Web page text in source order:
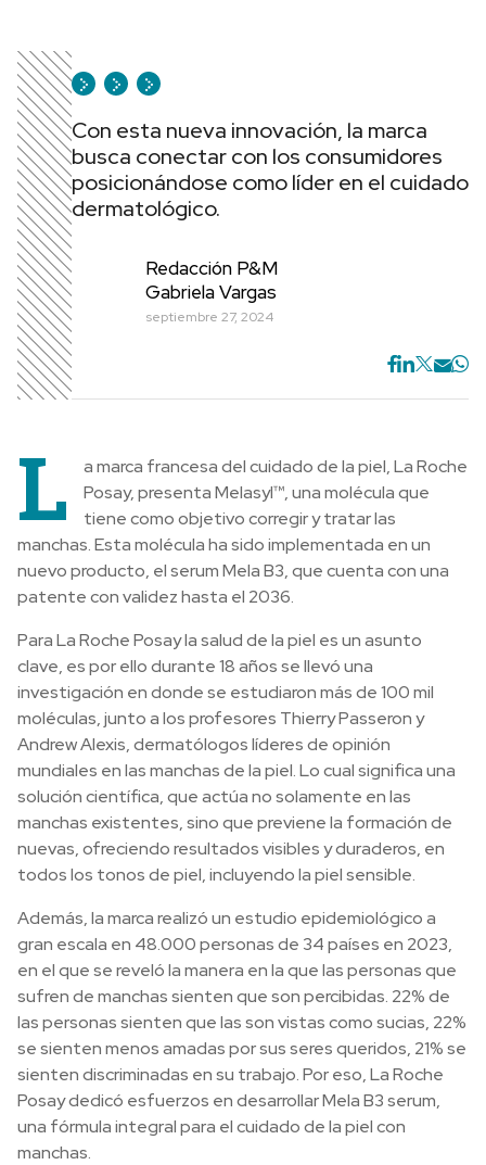
Con esta nueva innovación, la marca
busca conectar con los consumidores
posicionándose como líder en el cuidado
dermatológico.
Redacción P&M
Gabriela Vargas
septiembre 27, 2024
L
a marca francesa del cuidado de la piel, La Roche
Posay, presenta Melasyl™, una molécula que
tiene como objetivo corregir y tratar las
manchas. Esta molécula ha sido implementada en un
nuevo producto, el serum Mela B3, que cuenta con una
patente con validez hasta el 2036.
Para La Roche Posay la salud de la piel es un asunto
clave, es por ello durante 18 años se llevó una
investigación en donde se estudiaron más de 100 mil
moléculas, junto a los profesores Thierry Passeron y
Andrew Alexis, dermatólogos líderes de opinión
mundiales en las manchas de la piel. Lo cual significa una
solución científica, que actúa no solamente en las
manchas existentes, sino que previene la formación de
nuevas, ofreciendo resultados visibles y duraderos, en
todos los tonos de piel, incluyendo la piel sensible.
Además, la marca realizó un estudio epidemiológico a
gran escala en 48.000 personas de 34 países en 2023,
en el que se reveló la manera en la que las personas que
sufren de manchas sienten que son percibidas. 22% de
las personas sienten que las son vistas como sucias, 22%
se sienten menos amadas por sus seres queridos, 21% se
sienten discriminadas en su trabajo. Por eso, La Roche
Posay dedicó esfuerzos en desarrollar Mela B3 serum,
una fórmula integral para el cuidado de la piel con
manchas.